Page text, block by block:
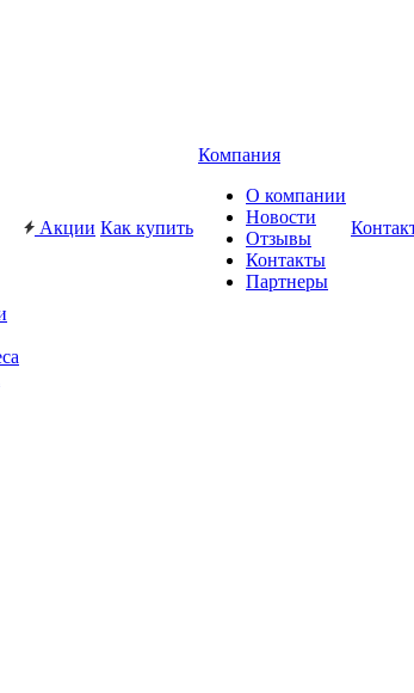
Акции Как купить
Компания
О компании
Новости
Отзывы
Контакты
Партнеры